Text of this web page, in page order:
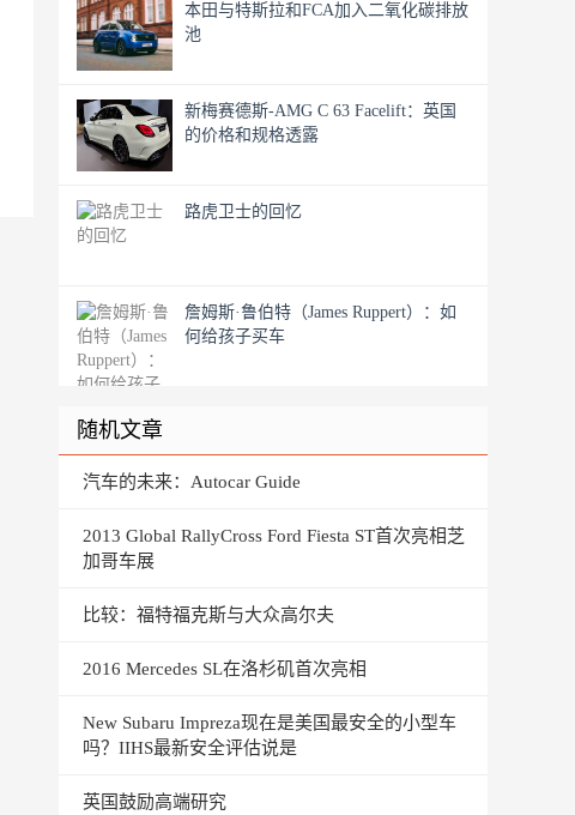
本田与特斯拉和FCA加入二氧化碳排放
池
新梅赛德斯-AMG C 63 Facelift：英国
的价格和规格透露
路虎卫士的回忆
詹姆斯·鲁伯特（James Ruppert）：如
何给孩子买车
随机文章
汽车的未来：Autocar Guide
2013 Global RallyCross Ford Fiesta ST首次亮相芝
加哥车展
比较：福特福克斯与大众高尔夫
2016 Mercedes SL在洛杉矶首次亮相
New Subaru Impreza现在是美国最安全的小型车
吗？IIHS最新安全评估说是
英国鼓励高端研究